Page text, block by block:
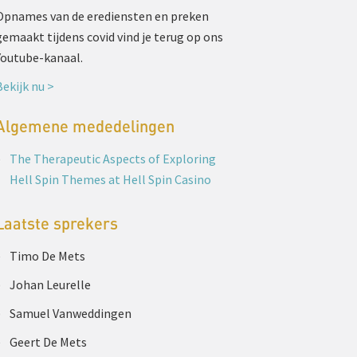
van de erediensten en preken
tijdens covid vind je terug op ons
kanaal.
nu >
mededelingen
The Therapeutic Aspects of Exploring
Hell Spin Themes at Hell Spin Casino
sprekers
Timo De Mets
Johan Leurelle
Samuel Vanweddingen
Geert De Mets